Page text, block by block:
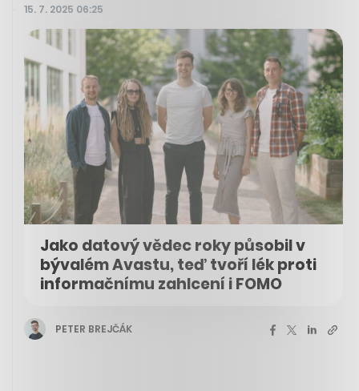
15. 7. 2025 06:25
Jako datový vědec roky působil v
bývalém Avastu, teď tvoří lék proti
informačnímu zahlcení i FOMO
PETER BREJČÁK